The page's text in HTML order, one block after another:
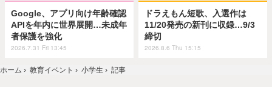
Google、アプリ向け年齢確認
APIを年内に世界展開…未成年
者保護を強化
2026.7.31 Fri 13:45
ドラえもん短歌、入選作は
11/20発売の新刊に収録…9/3
締切
2026.8.6 Thu 15:15
ホーム › 教育イベント › 小学生 › 記事